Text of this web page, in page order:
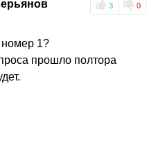
3 0
1?
прошло полтора